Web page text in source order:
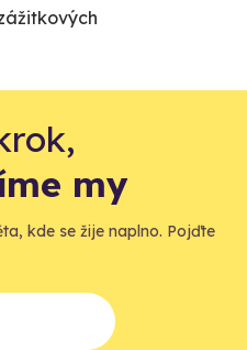
my
kde se žije naplno. Pojďte